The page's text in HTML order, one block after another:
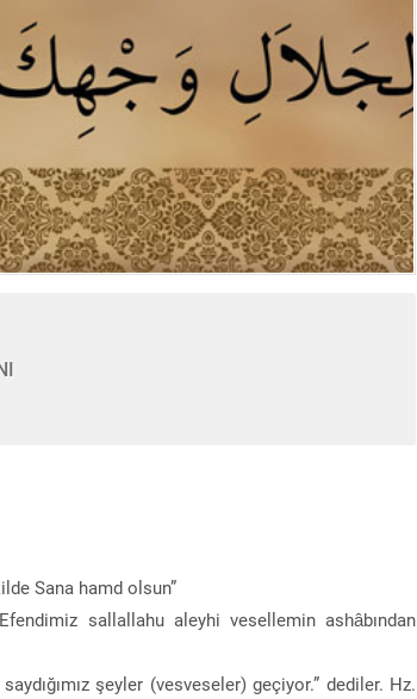
Sana hamd olsun”
sallallahu aleyhi vesellemin ashâbından
şeyler (vesveseler) geçiyor.” dediler. Hz.